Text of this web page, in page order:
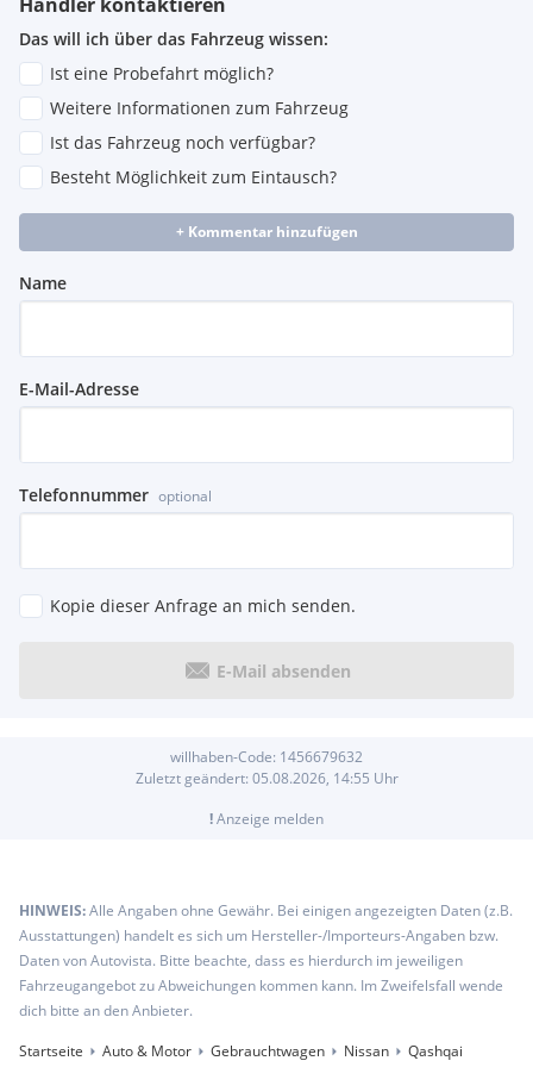
Händler kontaktieren
Das will ich über das Fahrzeug wissen:
Ist eine Probefahrt möglich?
Weitere Informationen zum Fahrzeug
Ist das Fahrzeug noch verfügbar?
Besteht Möglichkeit zum Eintausch?
+ Kommentar hinzufügen
Name
E-Mail-Adresse
Telefonnummer optional
Kopie dieser Anfrage an mich senden.
E-Mail absenden
willhaben-Code: 1456679632
Zuletzt geändert: 05.08.2026, 14:55 Uhr
!Anzeige melden
HINWEIS:Alle Angaben ohne Gewähr. Bei einigen angezeigten Daten (z.B.
Ausstattungen) handelt es sich um Hersteller-/Importeurs-Angaben bzw.
Daten von Autovista. Bitte beachte, dass es hierdurch im jeweiligen
Fahrzeugangebot zu Abweichungen kommen kann. Im Zweifelsfall wende
dich bitte an den Anbieter.
Startseite
Auto & Motor Gebrauchtwagen Nissan Qashqai